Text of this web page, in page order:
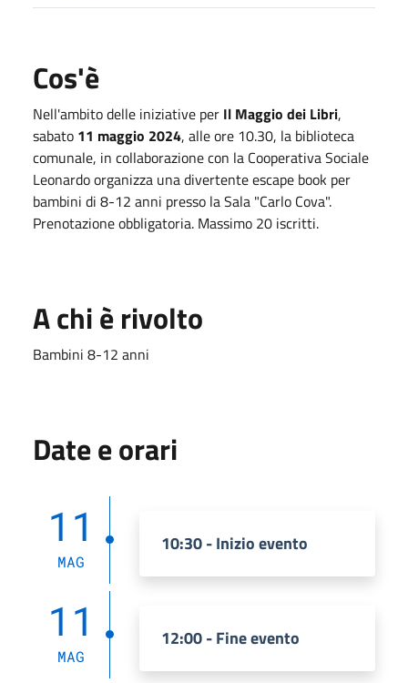
Cos'è
Nell'ambito delle iniziative per Il Maggio dei Libri,
sabato 11 maggio 2024, alle ore 10.30, la biblioteca
comunale, in collaborazione con la Cooperativa Sociale
Leonardo organizza una divertente escape book per
bambini di 8-12 anni presso la Sala "Carlo Cova".
Prenotazione obbligatoria. Massimo 20 iscritti.
A chi è rivolto
Bambini 8-12 anni
Date e orari
11
MAG
10:30 - Inizio evento
11
MAG
12:00 - Fine evento